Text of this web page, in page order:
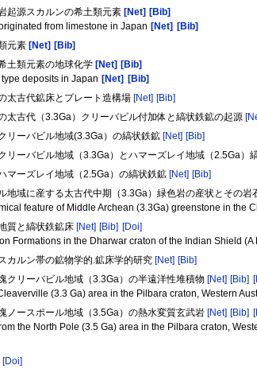
起源スカルンの希土類元素[Net] [Bib]
from limestone in Japan [Net] [Bib]
元素 [Net] [Bib]
土類元素の地球化学 [Net] [Bib]
deposits in Japan [Net]
[Bib]
太古代鉱床とプレート造構場 [Net] [Bib]
太古代（3.3Ga）クリーバビル付加体と縞状鉄鉱の起源
リーバビル地域(3.3Ga）の縞状鉄鉱 [Net] [Bib]
リーバビル地域（3.3Ga）とハマーズレイ地域（2.5Ga）
マーズレイ地域（2.5Ga）の縞状鉄鉱 [Net] [Bib]
地域に産する太古代中期（3.3Ga）緑色岩の産状とその岩
feature of Middle Archean (3.3Ga) greenstone in the
質と縞状鉄鉱床 [Net] [Bib] [Doi]
Formations in the Dharwar craton of the Indian Shield
カルン帯の鉱物学的.鉱床学的研究 [Net] [Bib]
クリーバビル地域（3.3Ga）の半遠洋性堆積物 [Net] [Bib]
(3.3 Ga) area in the Pilbara craton, Western
ノースポール地域（3.5Ga）の熱水変質玄武岩 [Net] [Bib]
the North Pole (3.5 Ga) area in the Pilbara craton,
[Doi]